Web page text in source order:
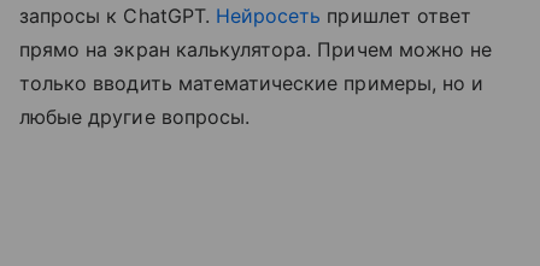
запросы к ChatGPT. Нейросеть пришлет ответ
прямо на экран калькулятора. Причем можно не
только вводить математические примеры, но и
любые другие вопросы.